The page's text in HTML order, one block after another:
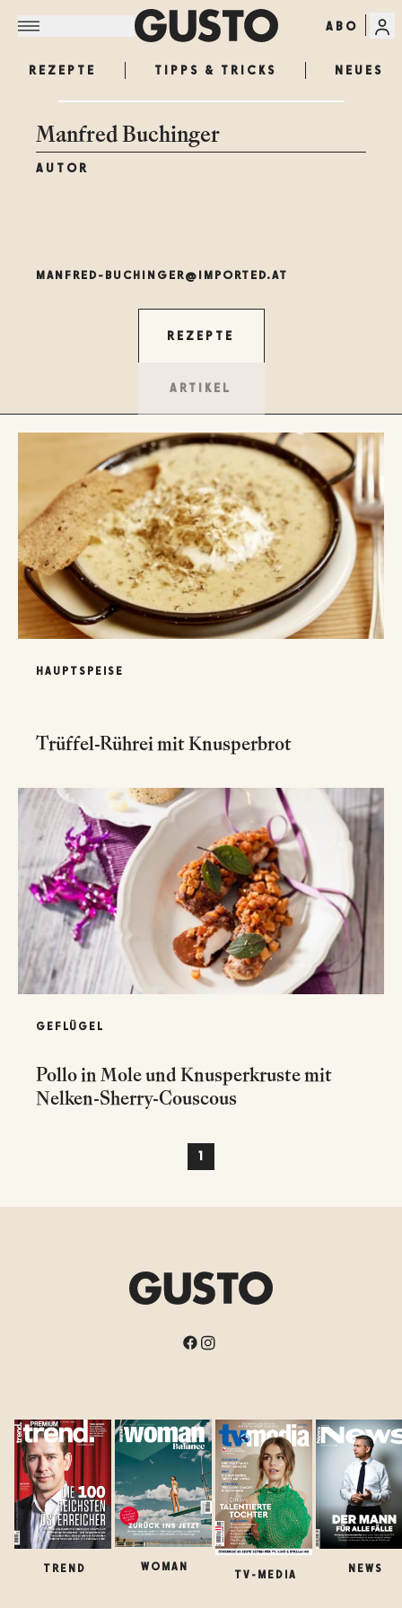
ABO
REZEPTE TIPPS & TRICKS NEUES
Manfred Buchinger
AUTOR
MANFRED-BUCHINGER@IMPORTED.AT
REZEPTE
ARTIKEL
HAUPTSPEISE
Trüffel-Rührei mit Knusperbrot
GEFLÜGEL
Pollo in Mole und Knusperkruste mit
Nelken-Sherry-Couscous
1
TREND WOMAN
TV-MEDIA
NEWS